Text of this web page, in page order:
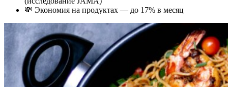
💸 Экономия на продуктах — до 17% в месяц